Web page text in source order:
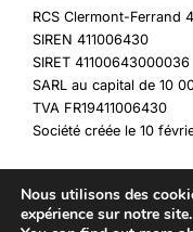
RCS Clermont-Ferrand
SIREN 411006430
SIRET 41100643000036
SARL au capital de 10
TVA FR19411006430
Société créée le 10
Nous utilisons des
expérience sur notre site.